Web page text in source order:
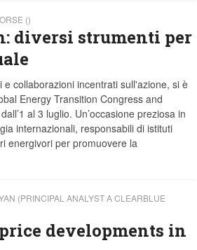
()
diversi strumenti per
collaborazioni incentrati sull'azione, si è
Energy Transition Congress and
al 3 luglio. Un’occasione preziosa in
internazionali, responsabili di istituti
energivori per promuovere la
(PRINCIPAL ANALYST A CLEARBLUE
developments in